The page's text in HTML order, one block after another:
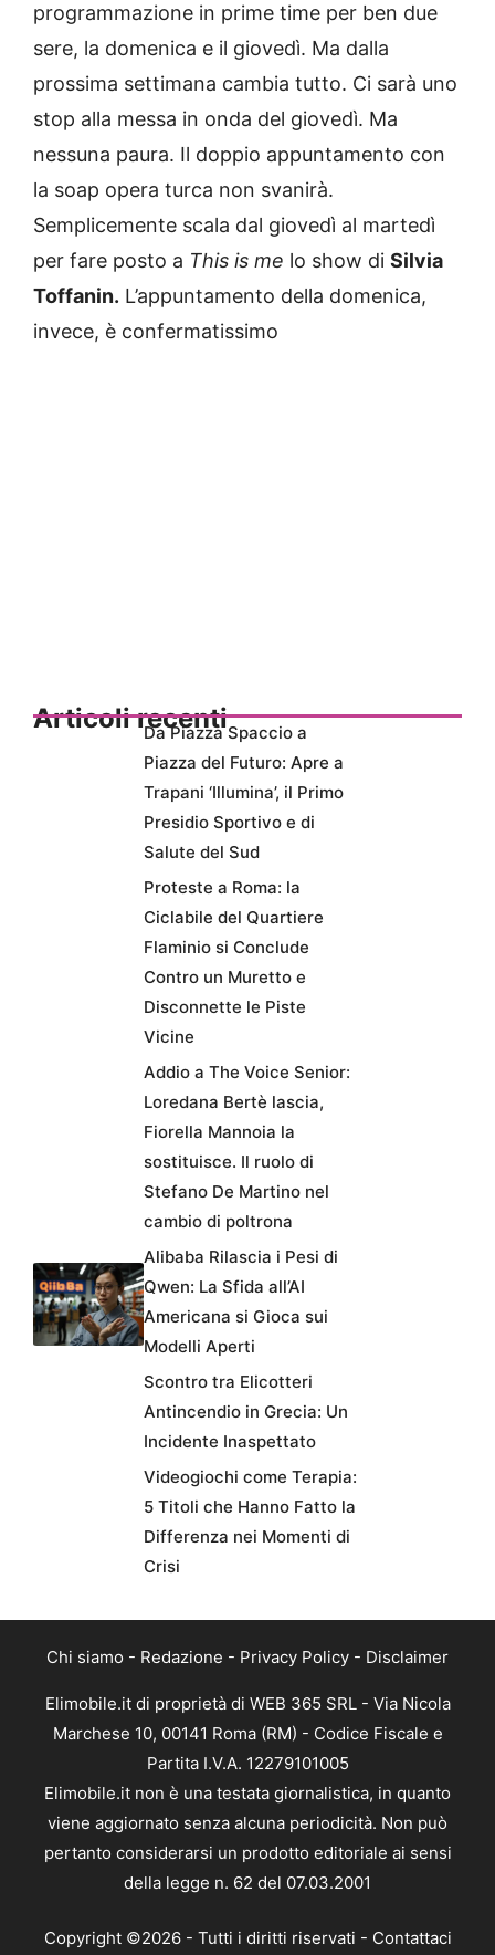
programmazione in prime time per ben due
sere, la domenica e il giovedì. Ma dalla
prossima settimana cambia tutto. Ci sarà uno
stop alla messa in onda del giovedì. Ma
nessuna paura. Il doppio appuntamento con
la soap opera turca non svanirà.
Semplicemente scala dal giovedì al martedì
per fare posto a This is me lo show di Silvia
Toffanin. L’appuntamento della domenica,
invece, è confermatissimo
Articoli recentiDa Piazza Spaccio a
Piazza del Futuro: Apre a
Trapani ‘Illumina’, il Primo
Presidio Sportivo e di
Salute del Sud
Proteste a Roma: la
Ciclabile del Quartiere
Flaminio si Conclude
Contro un Muretto e
Disconnette le Piste
Vicine
Addio a The Voice Senior:
Loredana Bertè lascia,
Fiorella Mannoia la
sostituisce. Il ruolo di
Stefano De Martino nel
cambio di poltrona
Alibaba Rilascia i Pesi di
Qwen: La Sfida all’AI
Americana si Gioca sui
Modelli Aperti
Scontro tra Elicotteri
Antincendio in Grecia: Un
Incidente Inaspettato
Videogiochi come Terapia:
5 Titoli che Hanno Fatto la
Differenza nei Momenti di
Crisi
Chi siamo - Redazione - Privacy Policy - Disclaimer
Elimobile.it di proprietà di WEB 365 SRL - Via Nicola
Marchese 10, 00141 Roma (RM) - Codice Fiscale e
Partita I.V.A. 12279101005
Elimobile.it non è una testata giornalistica, in quanto
viene aggiornato senza alcuna periodicità. Non può
pertanto considerarsi un prodotto editoriale ai sensi
della legge n. 62 del 07.03.2001
Copyright ©2026 - Tutti i diritti riservati - Contattaci